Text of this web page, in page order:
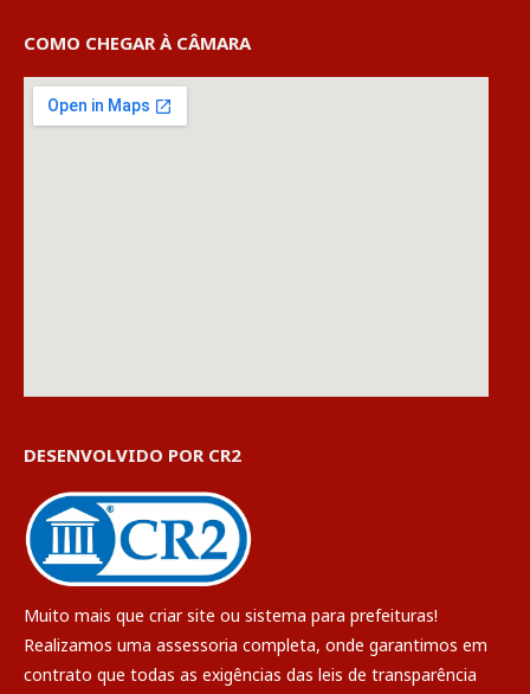
COMO CHEGAR À CÂMARA
DESENVOLVIDO POR CR2
Muito mais que criar site ou sistema para prefeituras!
Realizamos uma assessoria completa, onde garantimos em
contrato que todas as exigências das leis de transparência